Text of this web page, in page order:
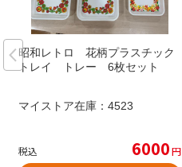
昭和レトロ 花柄プラスチック
トレイ トレー 6枚セット
マイストア在庫： 4523
税込 6000円